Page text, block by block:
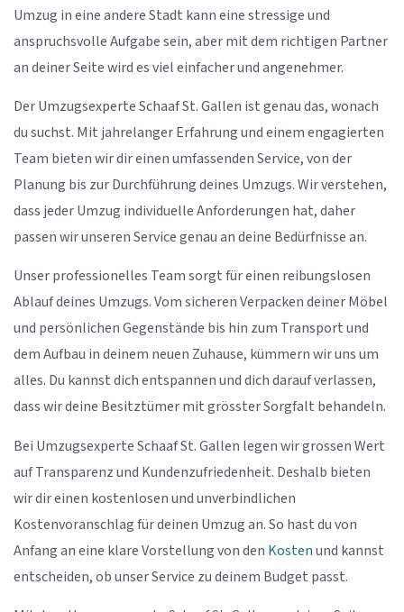
Umzug in eine andere Stadt kann eine stressige und
anspruchsvolle Aufgabe sein, aber mit dem richtigen Partner
an deiner Seite wird es viel einfacher und angenehmer.
Der Umzugsexperte Schaaf St. Gallen ist genau das, wonach
du suchst. Mit jahrelanger Erfahrung und einem engagierten
Team bieten wir dir einen umfassenden Service, von der
Planung bis zur Durchführung deines Umzugs. Wir verstehen,
dass jeder Umzug individuelle Anforderungen hat, daher
passen wir unseren Service genau an deine Bedürfnisse an.
Unser professionelles Team sorgt für einen reibungslosen
Ablauf deines Umzugs. Vom sicheren Verpacken deiner Möbel
und persönlichen Gegenstände bis hin zum Transport und
dem Aufbau in deinem neuen Zuhause, kümmern wir uns um
alles. Du kannst dich entspannen und dich darauf verlassen,
dass wir deine Besitztümer mit grösster Sorgfalt behandeln.
Bei Umzugsexperte Schaaf St. Gallen legen wir grossen Wert
auf Transparenz und Kundenzufriedenheit. Deshalb bieten
wir dir einen kostenlosen und unverbindlichen
Kostenvoranschlag für deinen Umzug an. So hast du von
Anfang an eine klare Vorstellung von den Kostenund kannst
entscheiden, ob unser Service zu deinem Budget passt.